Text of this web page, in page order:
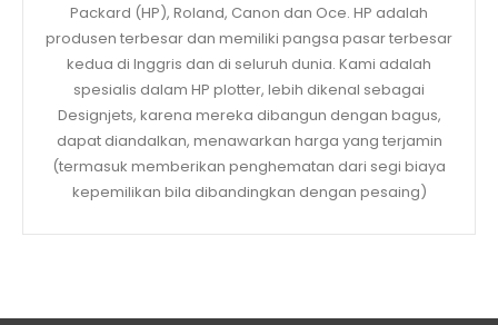
Packard (HP), Roland, Canon dan Oce. HP adalah
produsen terbesar dan memiliki pangsa pasar terbesar
kedua di Inggris dan di seluruh dunia. Kami adalah
spesialis dalam HP plotter, lebih dikenal sebagai
Designjets, karena mereka dibangun dengan bagus,
dapat diandalkan, menawarkan harga yang terjamin
(termasuk memberikan penghematan dari segi biaya
kepemilikan bila dibandingkan dengan pesaing)